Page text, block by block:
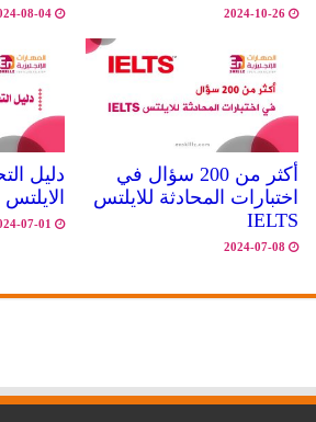
2024-10-26
08-04
أكثر من 200 سؤال في
اختبارات المحادثة للايلتس
IELTS
2024-07-08
دليل
الايلتس IELTS
07-01